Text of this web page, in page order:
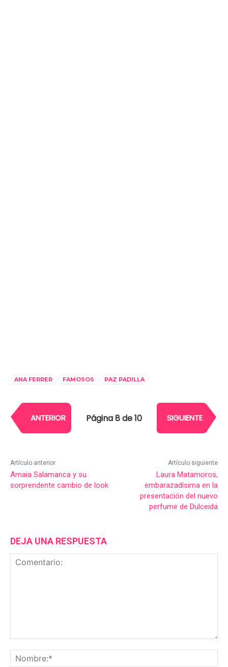
ANA FERRER FAMOSOS PAZ PADILLA
ANTERIOR Página 8 de 10 SIGUIENTE
Artículo anterior
Amaia Salamanca y su
sorprendente cambio de look
Artículo siguiente
Laura Matamoros,
embarazadísima en la
presentación del nuevo
perfume de Dulceida
DEJA UNA RESPUESTA